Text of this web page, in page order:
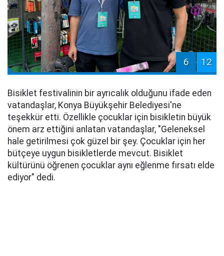
6 12
Bisiklet festivalinin bir ayrıcalık olduğunu ifade eden
vatandaşlar, Konya Büyükşehir Belediyesi'ne
teşekkür etti. Özellikle çocuklar için bisikletin büyük
önem arz ettiğini anlatan vatandaşlar, "Geleneksel
hale getirilmesi çok güzel bir şey. Çocuklar için her
bütçeye uygun bisikletlerde mevcut. Bisiklet
kültürünü öğrenen çocuklar aynı eğlenme fırsatı elde
ediyor" dedi.